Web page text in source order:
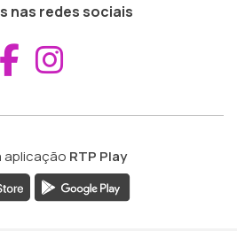
nas redes sociais
Aceder ao
aplicação RTP Play